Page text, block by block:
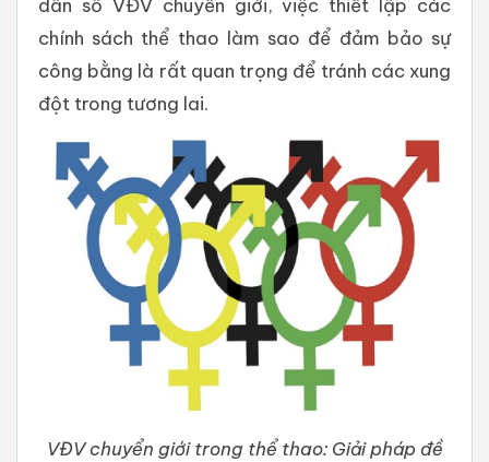
dân số VĐV chuyển giới, việc thiết lập các
chính sách thể thao làm sao để đảm bảo sự
công bằng là rất quan trọng để tránh các xung
đột trong tương lai.
VĐV chuyển giới trong thể thao: Giải pháp đề